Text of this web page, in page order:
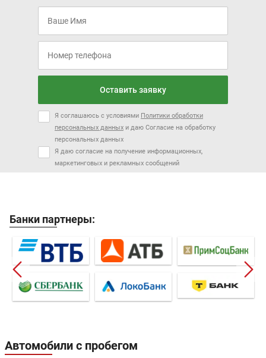
Оставить заявку
Я соглашаюсь с условиями Политики обработки
персональных данных и даю Согласие на обработку
персональных данных
Я даю согласие на получение информационных,
маркетинговых и рекламных сообщений
Банки партнеры:
Автомобили с пробегом